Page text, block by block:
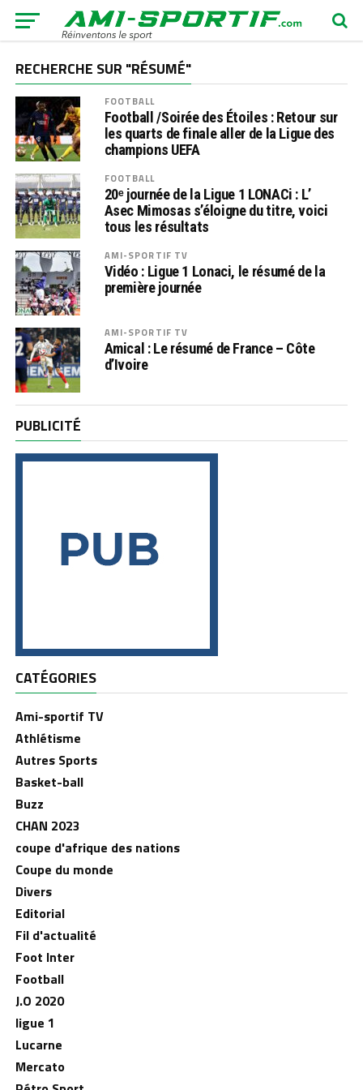
RECHERCHE SUR "RÉSUMÉ"
FOOTBALL
Football /Soirée des Étoiles : Retour sur
les quarts de finale aller de la Ligue des
champions UEFA
FOOTBALL
20ᵉ journée de la Ligue 1 LONACi : L’
Asec Mimosas s’éloigne du titre, voici
tous les résultats
AMI-SPORTIF TV
Vidéo : Ligue 1 Lonaci, le résumé de la
première journée
AMI-SPORTIF TV
Amical : Le résumé de France – Côte
d’Ivoire
PUBLICITÉ
CATÉGORIES
Ami-sportif TV
Athlétisme
Autres Sports
Basket-ball
Buzz
CHAN 2023
coupe d'afrique des nations
Coupe du monde
Divers
Editorial
Fil d'actualité
Foot Inter
Football
J.O 2020
ligue 1
Lucarne
Mercato